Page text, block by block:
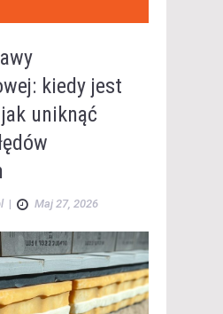
kiedy jest
uniknąć
| Maj 27, 2026